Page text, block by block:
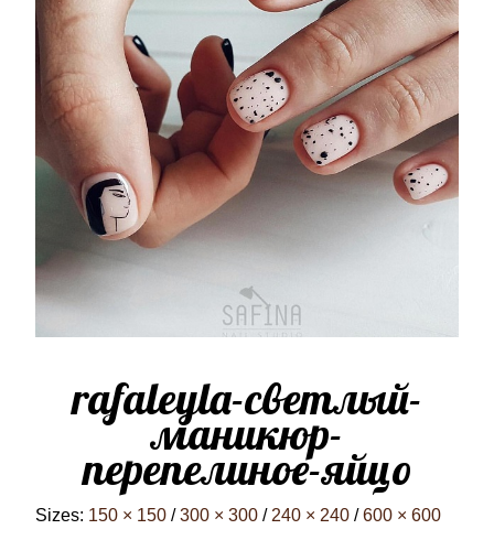
rafaleyla-светлый-
маникюр-
перепелиное-яйцо
Sizes: 150 × 150 / 300 × 300 / 240 × 240 / 600 × 600